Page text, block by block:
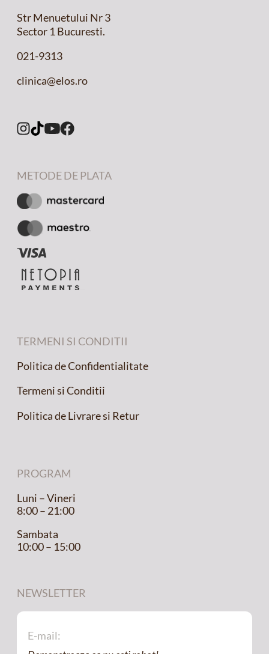
Str Menuetului Nr 3
Sector 1 Bucuresti.
021-9313
clinica@elos.ro
METODE DE PLATA
TERMENI SI CONDITII
Politica de Confidentialitate
Termeni si Conditii
Politica de Livrare si Retur
PROGRAM
Luni – Vineri
8:00 – 21:00
Sambata
10:00 – 15:00
NEWSLETTER